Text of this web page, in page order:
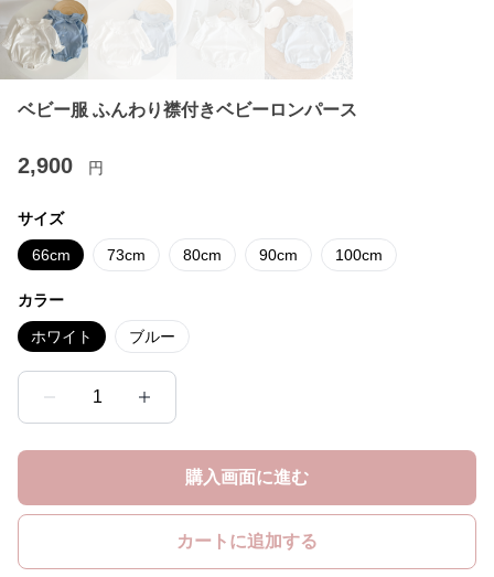
ベビー服 ふんわり襟付きベビーロンパース
2,900 円
サイズ
66cm 73cm 80cm 90cm 100cm
カラー
ホワイト ブルー
1
購入画面に進む
カートに追加する